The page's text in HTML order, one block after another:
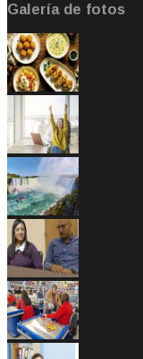
Galería de fotos